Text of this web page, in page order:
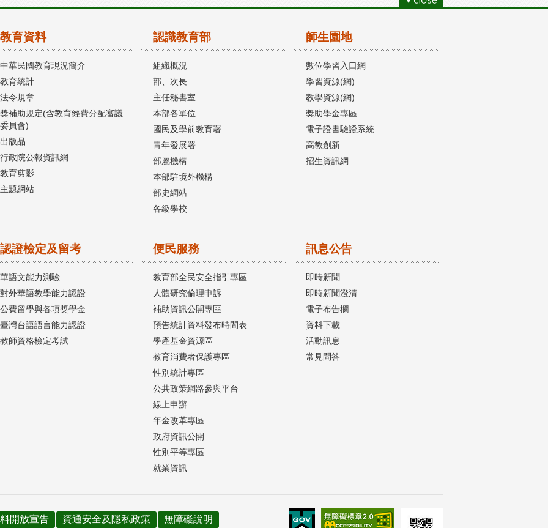
教育資料
中華民國教育現況簡介
教育統計
法令規章
獎補助規定(含教育經費分配審議
委員會)
出版品
行政院公報資訊網
教育剪影
主題網站
認識教育部
組織概況
部、次長
主任秘書室
本部各單位
國民及學前教育署
青年發展署
部屬機構
本部駐境外機構
部史網站
各級學校
師生園地
數位學習入口網
學習資源(網)
教學資源(網)
獎助學金專區
電子證書驗證系統
高教創新
招生資訊網
認證檢定及留考
華語文能力測驗
對外華語教學能力認證
公費留學與各項獎學金
臺灣台語語言能力認證
教師資格檢定考試
便民服務
教育部全民安全指引專區
人體研究倫理申訴
補助資訊公開專區
預告統計資料發布時間表
學產基金資源區
教育消費者保護專區
性別統計專區
公共政策網路參與平台
線上申辦
年金改革專區
政府資訊公開
性別平等專區
就業資訊
訊息公告
即時新聞
即時新聞澄清
電子布告欄
資料下載
活動訊息
常見問答
開放宣告 資通安全及隱私政策 無障礙說明